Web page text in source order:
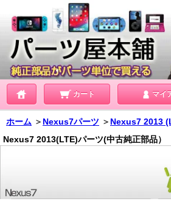
カート マイ
ホーム ＞ Nexus7パーツ ＞ Nexus7 2013
Nexus7 2013(LTE)パーツ(中古純正部品）